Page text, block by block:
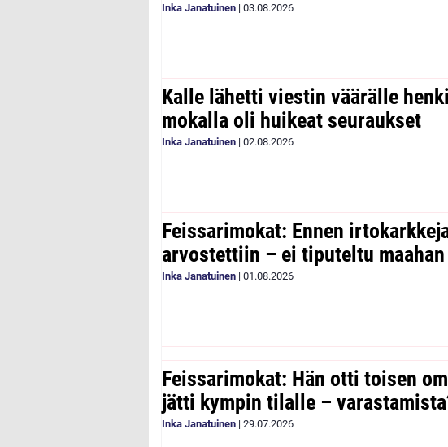
Inka Janatuinen | 03.08.2026
Kalle lähetti viestin väärälle
mokalla oli huikeat seuraukset
Inka Janatuinen | 02.08.2026
Feissarimokat: Ennen
arvostettiin – ei tiputeltu maahan
Inka Janatuinen | 01.08.2026
Feissarimokat: Hän otti toisen
jätti kympin tilalle –
Inka Janatuinen | 29.07.2026